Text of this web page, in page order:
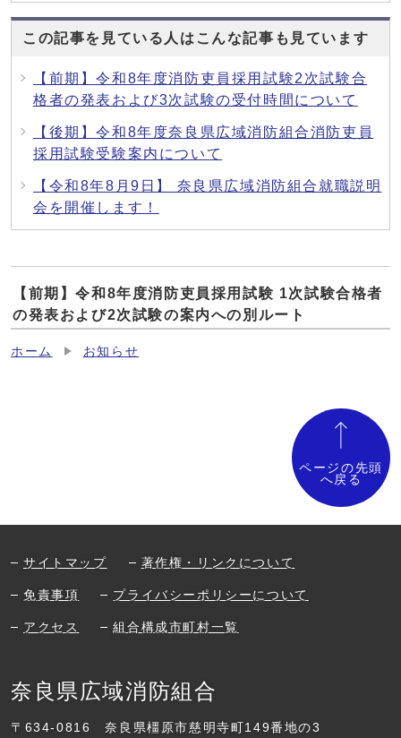
この記事を見ている人はこんな記事も見ています
【前期】令和8年度消防吏員採用試験2次試験合
格者の発表および3次試験の受付時間について
【後期】令和8年度奈良県広域消防組合消防吏員
採用試験受験案内について
【令和8年8月9日】 奈良県広域消防組合就職説明
会を開催します！
【前期】令和8年度消防吏員採用試験 1次試験合格者
の発表および2次試験の案内への別ルート
ホーム お知らせ
ページの先頭
へ戻る
サイトマップ 著作権・リンクについて
免責事項 プライバシーポリシーについて
アクセス 組合構成市町村一覧
奈良県広域消防組合
〒634-0816 奈良県橿原市慈明寺町149番地の3